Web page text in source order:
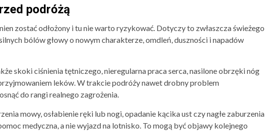
podróżą
zostać odłożony i tu nie warto ryzykować. Dotyczy to zwłaszcza świeżego
bólów głowy o nowym charakterze, omdleń, duszności i napadów
skoki ciśnienia tętniczego, nieregularna praca serca, nasilone obrzęki nóg
leków. W trakcie podróży nawet drobny problem
do rangi realnego zagrożenia.
mowy, osłabienie ręki lub nogi, opadanie kącika ust czy nagłe zaburzenia
medyczna, a nie wyjazd na lotnisko. To mogą być objawy kolejnego